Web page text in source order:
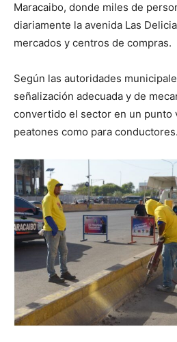
Maracaibo, donde miles de
diariamente la avenida Las
mercados y centros de compras.
Según las autoridades
señalización adecuada y de
convertido el sector en un punto
peatones como para conductores.